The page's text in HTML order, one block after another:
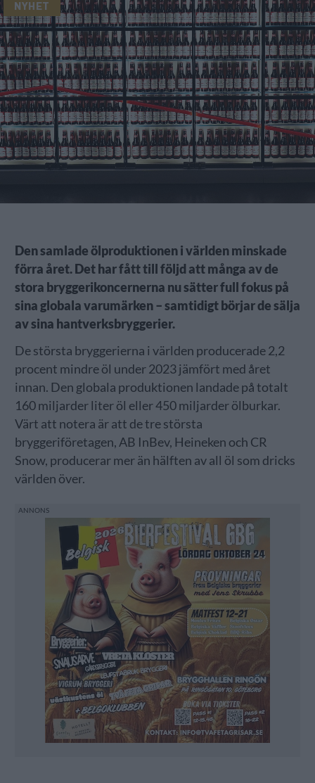
NYHET
Den samlade ölproduktionen i världen minskade
förra året. Det har fått till följd att många av de
stora bryggerikoncernerna nu sätter full fokus på
sina globala varumärken – samtidigt börjar de sälja
av sina hantverksbryggerier.
De största bryggerierna i världen producerade 2,2
procent mindre öl under 2023 jämfört med året
innan. Den globala produktionen landade på totalt
160 miljarder liter öl eller 450 miljarder ölburkar.
Värt att notera är att de tre största
bryggeriföretagen, AB InBev, Heineken och CR
Snow, producerar mer än hälften av all öl som dricks
världen över.